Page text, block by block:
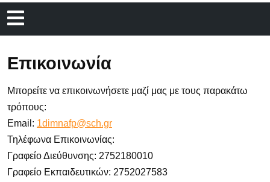
Άνοιγμα
Επικοινωνία
Μπορείτε να επικοινωνήσετε μαζί μας με τους παρακάτω
τρόπους:
Email: 1dimnafp@sch.gr
Τηλέφωνα Επικοινωνίας:
Γραφείο Διεύθυνσης: 2752180010
Γραφείο Εκπαιδευτικών: 2752027583